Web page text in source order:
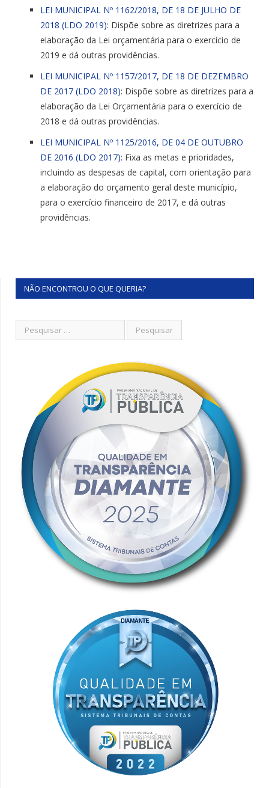
LEI MUNICIPAL Nº 1162/2018, DE 18 DE JULHO DE
2018 (LDO 2019): Dispõe sobre as diretrizes para a
elaboração da Lei orçamentária para o exercício de
2019 e dá outras providências.
LEI MUNICIPAL Nº 1157/2017, DE 18 DE DEZEMBRO
DE 2017 (LDO 2018): Dispõe sobre as diretrizes para a
elaboração da Lei Orçamentária para o exercício de
2018 e dá outras providências.
LEI MUNICIPAL Nº 1125/2016, DE 04 DE OUTUBRO
DE 2016 (LDO 2017): Fixa as metas e prioridades,
incluindo as despesas de capital, com orientação para
a elaboração do orçamento geral deste município,
para o exercício financeiro de 2017, e dá outras
providências.
NÃO ENCONTROU O QUE QUERIA?